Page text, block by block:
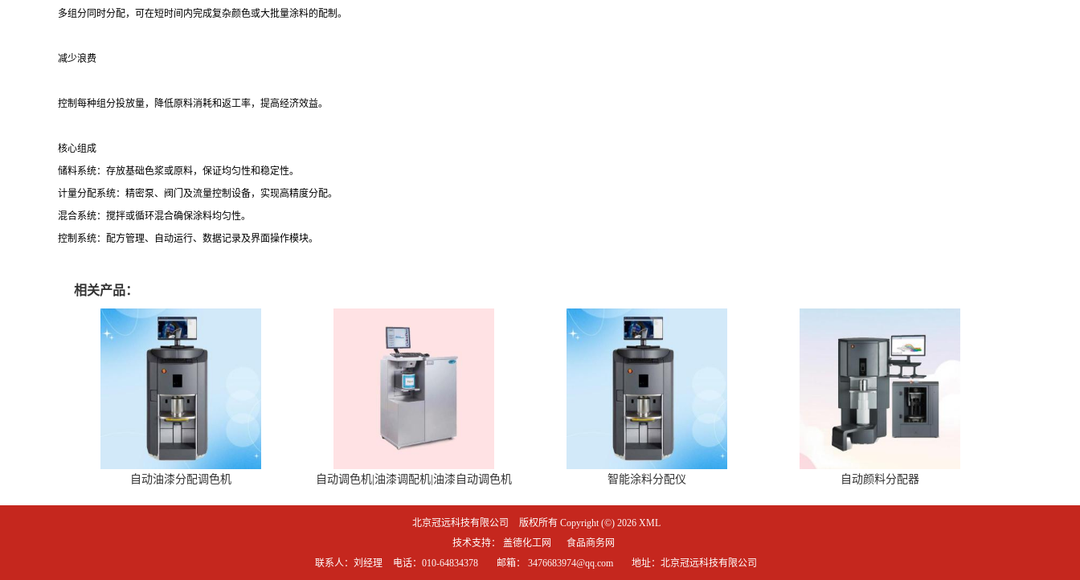
多组分同时分配，可在短时间内完成复杂颜色或大批量涂料的配制。
减少浪费
控制每种组分投放量，降低原料消耗和返工率，提高经济效益。
核心组成
储料系统：存放基础色浆或原料，保证均匀性和稳定性。
计量分配系统：精密泵、阀门及流量控制设备，实现高精度分配。
混合系统：搅拌或循环混合确保涂料均匀性。
控制系统：配方管理、自动运行、数据记录及界面操作模块。
相关产品：
自动油漆分配调色机 自动调色机|油漆调配机|油漆自动调色机 智能涂料分配仪 自动颜料分配器
北京冠远科技有限公司 版权所有 Copyright (©) 2026 XML
技术支持： 盖德化工网
食品商务网
联系人：刘经理
电话：010-64834378 邮箱： 3476683974@qq.com 地址：北京冠远科技有限公司